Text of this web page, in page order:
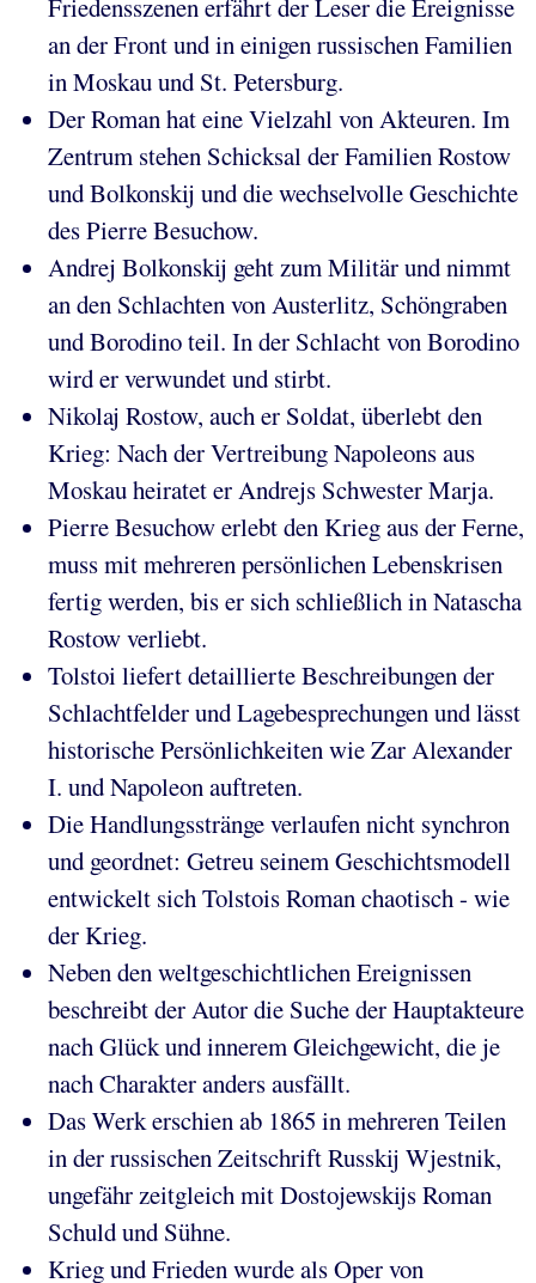
Friedensszenen erfährt der Leser die Ereignisse
an der Front und in einigen russischen Familien
in Moskau und St. Petersburg.
Der Roman hat eine Vielzahl von Akteuren. Im
Zentrum stehen Schicksal der Familien Rostow
und Bolkonskij und die wechselvolle Geschichte
des Pierre Besuchow.
Andrej Bolkonskij geht zum Militär und nimmt
an den Schlachten von Austerlitz, Schöngraben
und Borodino teil. In der Schlacht von Borodino
wird er verwundet und stirbt.
Nikolaj Rostow, auch er Soldat, überlebt den
Krieg: Nach der Vertreibung Napoleons aus
Moskau heiratet er Andrejs Schwester Marja.
Pierre Besuchow erlebt den Krieg aus der Ferne,
muss mit mehreren persönlichen Lebenskrisen
fertig werden, bis er sich schließlich in Natascha
Rostow verliebt.
Tolstoi liefert detaillierte Beschreibungen der
Schlachtfelder und Lagebesprechungen und lässt
historische Persönlichkeiten wie Zar Alexander
I. und Napoleon auftreten.
Die Handlungsstränge verlaufen nicht synchron
und geordnet: Getreu seinem Geschichtsmodell
entwickelt sich Tolstois Roman chaotisch - wie
der Krieg.
Neben den weltgeschichtlichen Ereignissen
beschreibt der Autor die Suche der Hauptakteure
nach Glück und innerem Gleichgewicht, die je
nach Charakter anders ausfällt.
Das Werk erschien ab 1865 in mehreren Teilen
in der russischen Zeitschrift Russkij Wjestnik,
ungefähr zeitgleich mit Dostojewskijs Roman
Schuld und Sühne.
Krieg und Frieden wurde als Oper von